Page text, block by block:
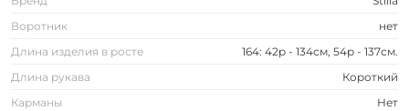
Воротник
нет
Длина изделия в росте
164: 42р - 134см, 54р - 137см.
Длина рукава
Короткий
Карманы
Нет